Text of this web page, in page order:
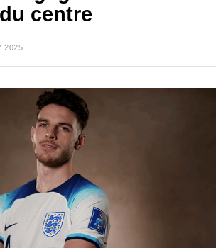
centre